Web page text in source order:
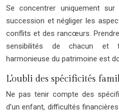
Se concentrer uniquement
succession et négliger les
conflits et des rancœurs.
sensibilités de chacun et
harmonieuse du patrimoine est
L’oubli des spécificités
Ne pas tenir compte des
d’un enfant, difficultés